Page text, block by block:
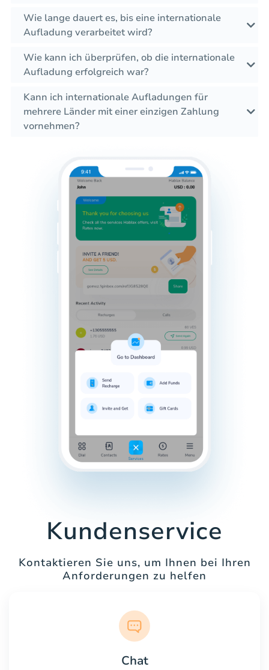
Wie lange dauert es, bis eine internationale
Aufladung verarbeitet wird?
Wie kann ich überprüfen, ob die internationale
Aufladung erfolgreich war?
Kann ich internationale Aufladungen für
mehrere Länder mit einer einzigen Zahlung
vornehmen?
Kundenservice
Kontaktieren Sie uns, um Ihnen bei Ihren
Anforderungen zu helfen
Chat